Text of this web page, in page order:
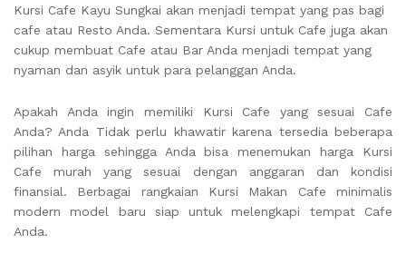
Kursi Cafe Kayu Sungkai akan menjadi tempat yang pas bagi
cafe atau Resto Anda. Sementara Kursi untuk Cafe juga akan
cukup membuat Cafe atau Bar Anda menjadi tempat yang
nyaman dan asyik untuk para pelanggan Anda.
Apakah Anda ingin memiliki Kursi Cafe yang sesuai Cafe
Anda? Anda Tidak perlu khawatir karena tersedia beberapa
pilihan harga sehingga Anda bisa menemukan harga Kursi
Cafe murah yang sesuai dengan anggaran dan kondisi
finansial. Berbagai rangkaian Kursi Makan Cafe minimalis
modern model baru siap untuk melengkapi tempat Cafe
Anda.